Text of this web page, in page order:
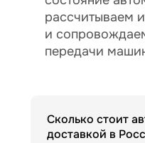
рассчитываем
и
передачи
Сколько стоит
доставкой в